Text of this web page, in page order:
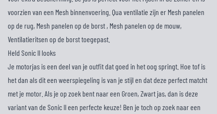
voorzien van een Mesh binnenvoering. Qua ventilatie zijn er Mesh panelen
op de rug, Mesh panelen op de borst , Mesh panelen op de mouw,
Ventilatieritsen op de borst toegepast.
Held Sonic II looks
Je motorjas is een deel van je outfit dat goed in het oog springt. Hoe tof is
het dan als dit een weerspiegeling is van je stijl en dat deze perfect matcht
met je motor. Als je op zoek bent naar een Groen, Zwart jas, dan is deze
variant van de Sonic II een perfecte keuze! Ben je toch op zoek naar een